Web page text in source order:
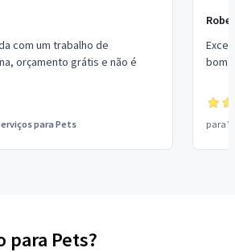
com um trabalho de
orçamento grátis e não é
para Pets
bom
para
para Pets?